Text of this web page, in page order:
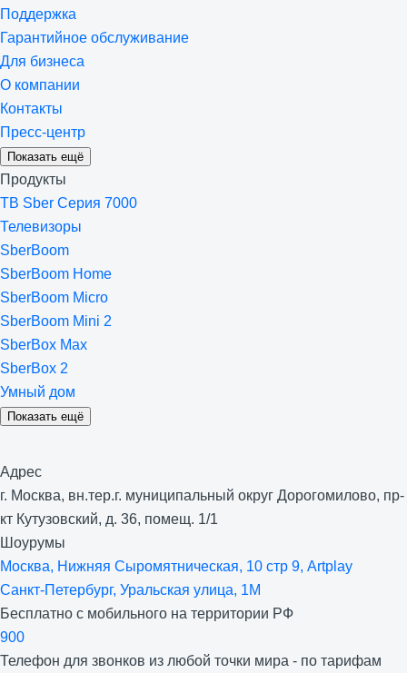
Поддержка
Гарантийное обслуживание
Для бизнеса
О компании
Контакты
Пресс-центр
Показать ещё
Продукты
ТВ Sber Серия 7000
Телевизоры
SberBoom
SberBoom Home
SberBoom Micro
SberBoom Mini 2
SberBox Max
SberBox 2
Умный дом
Показать ещё
Адрес
г. Москва, вн.тер.г. муниципальный округ Дорогомилово, пр-
кт Кутузовский, д. 36, помещ. 1/1
Шоурумы
Москва, Нижняя Сыро­мятническая, 10 стр 9, Artplay
Санкт-Петербург, Уральская улица, 1М
Бесплатно с мобильного на территории РФ
900
Телефон для звонков из любой точки мира - по тарифам